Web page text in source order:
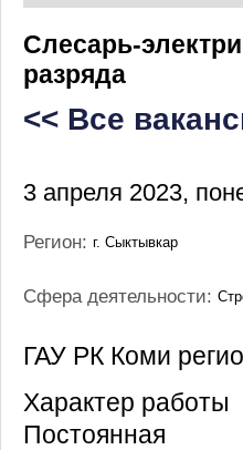
Слесарь-
разряда
<< Все
3 апреля 2023,
Регион: г. Сыктывкар
Сфера деятельности:
ГАУ РК Коми
Характер работы
Постоянная